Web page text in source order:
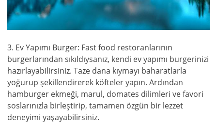
3. Ev Yapımı Burger: Fast food restoranlarının
burgerlarından sıkıldıysanız, kendi ev yapımı burgerinizi
hazırlayabilirsiniz. Taze dana kıymayı baharatlarla
yoğurup şekillendirerek köfteler yapın. Ardından
hamburger ekmeği, marul, domates dilimleri ve favori
soslarınızla birleştirip, tamamen özgün bir lezzet
deneyimi yaşayabilirsiniz.